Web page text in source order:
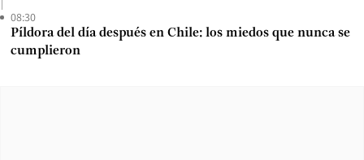
08:30
Píldora del día después en Chile: los miedos que nunca se
cumplieron